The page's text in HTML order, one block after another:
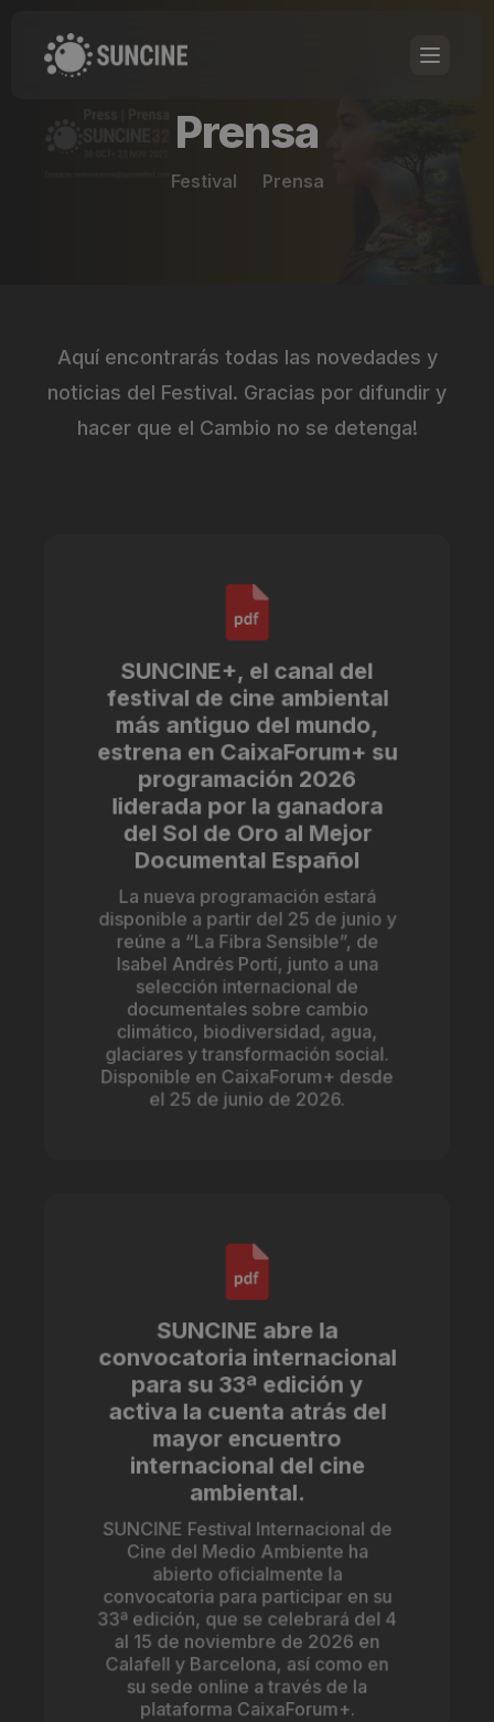
Prensa
Festival Prensa
Aquí encontrarás todas las novedades y
noticias del Festival. Gracias por difundir y
hacer que el Cambio no se detenga!
SUNCINE+, el canal del
festival de cine ambiental
más antiguo del mundo,
estrena en CaixaForum+ su
programación 2026
liderada por la ganadora
del Sol de Oro al Mejor
Documental Español
La nueva programación estará
disponible a partir del 25 de junio y
reúne a “La Fibra Sensible”, de
Isabel Andrés Portí, junto a una
selección internacional de
documentales sobre cambio
climático, biodiversidad, agua,
glaciares y transformación social.
Disponible en CaixaForum+ desde
el 25 de junio de 2026.
SUNCINE abre la
convocatoria internacional
para su 33ª edición y
activa la cuenta atrás del
mayor encuentro
internacional del cine
ambiental.
SUNCINE Festival Internacional de
Cine del Medio Ambiente ha
abierto oficialmente la
convocatoria para participar en su
33ª edición, que se celebrará del 4
al 15 de noviembre de 2026 en
Calafell y Barcelona, así como en
su sede online a través de la
plataforma CaixaForum+.